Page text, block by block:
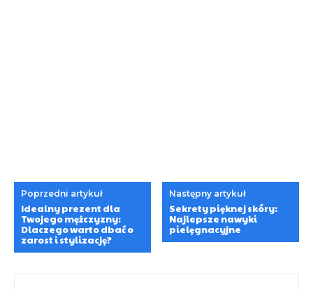
Poprzedni artykuł
Idealny prezent dla
Twojego mężczyzny:
Dlaczego warto dbać o
zarost i stylizację?
Następny artykuł
Sekrety pięknej skóry:
Najlepsze nawyki
pielęgnacyjne